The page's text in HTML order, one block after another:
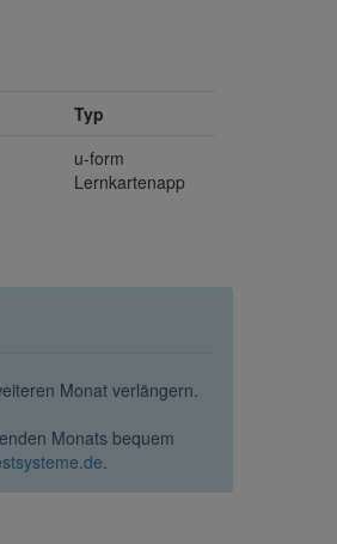
Typ
u-form
Lernkartenapp
Monat verlängern.
Monats bequem
.